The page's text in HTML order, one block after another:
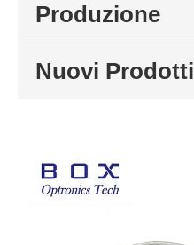
Produzione
Nuovi Prodotti